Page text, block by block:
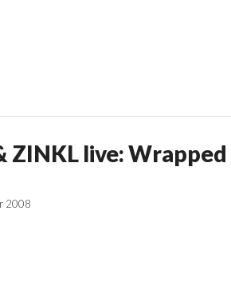
ZINKL live:
2008